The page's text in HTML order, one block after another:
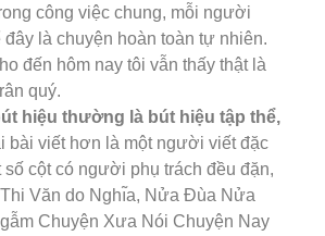
công việc chung, mỗi người
đây là chuyện hoàn toàn tự nhiên.
đến hôm nay tôi vẫn thấy thật là
quý.
hiệu thường là bút hiệu tập thể,
bài viết hơn là một người viết đặc
số cột có người phụ trách đều đặn,
Văn do Nghı̃a, Nửa Đùa Nửa
Chuyện Xưa Nói Chuyện Nay